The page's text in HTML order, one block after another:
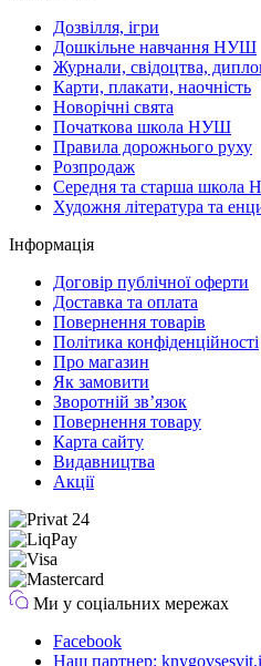
Дозвілля, ігри
Дошкільне навчання НУШ
Журнали, свідоцтва,
Карти, плакати, наочність
Новорічні свята
Початкова школа НУШ
Правила дорожнього руху
Розпродаж
Середня та старша
Художня література та
Інформація
Договір публічної оферти
Доставка та оплата
Повернення товарів
Політика конфіденційності
Про магазин
Як замовити
Зворотній зв’язок
Повернення товару
Карта сайту
Видавництва
Акції
Ми у соціальних мережах
Facebook
Наш партнер: